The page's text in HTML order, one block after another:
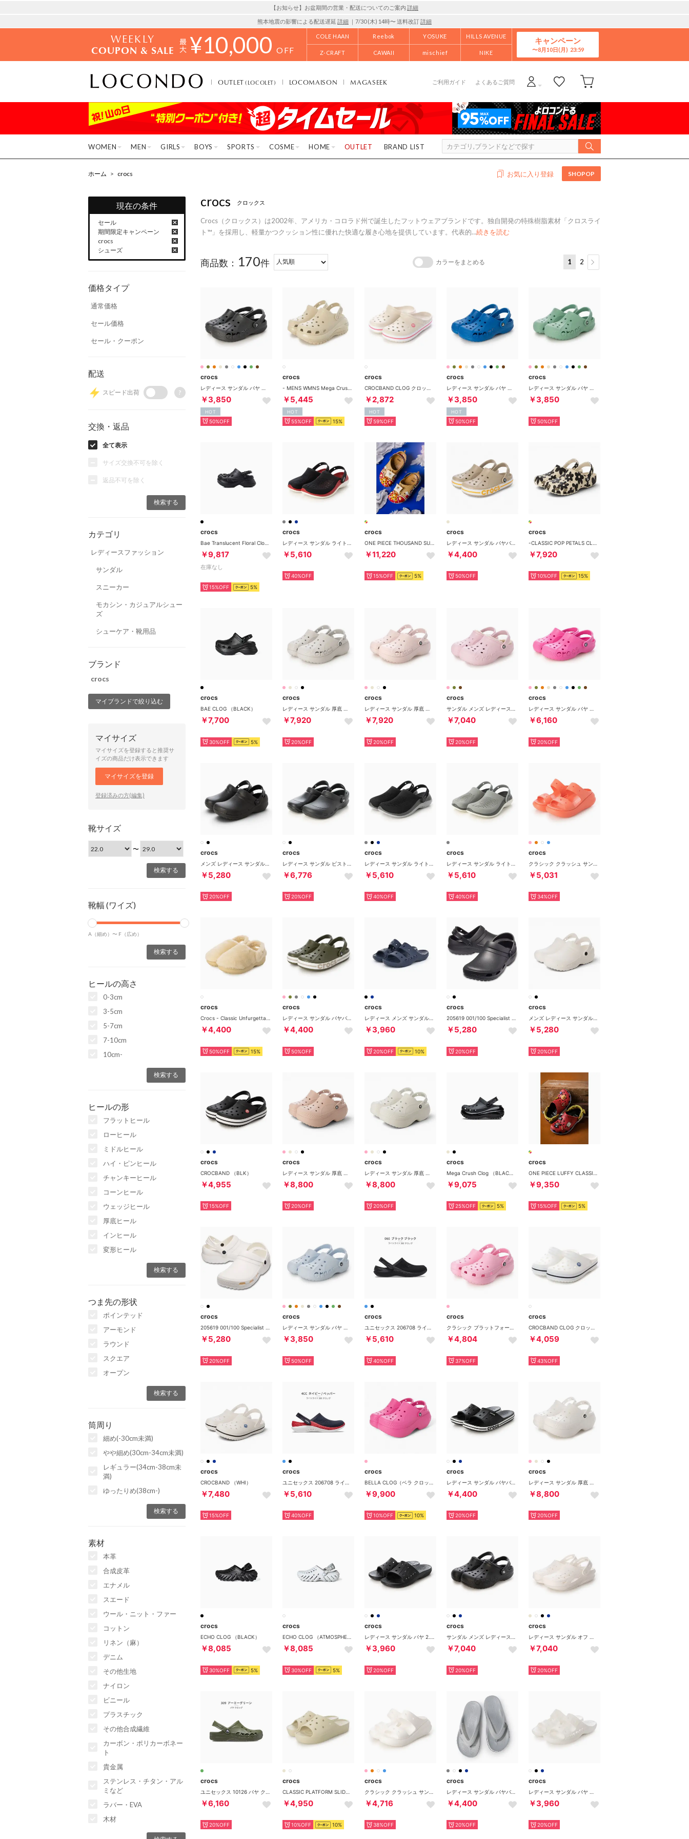
【お知らせ】お盆期間の営業・配送についてのご案内 詳細
熊本地震の影響による配送遅延 詳細 ｜7/30 (木) 14時〜 送料改訂詳細
WEEKLY
COUPON & SALE ¥10,000 OFF
COLE HAAN Reebok YOSUKE HILLS AVENUE
Z-CRAFT CAWAII mischief NIKE
キャンペーン
8月10日(月)
OUTLET(LOCOLET) LOCOMAISON MAGASEEK ご利用ガイド よくあるご質問
WOMEN MEN GIRLS BOYS SPORTS COSME HOME OUTLET BRAND LIST
ホーム > crocs お気に入り登録 SHOPOP
現在の条件
セール
期間限定キャンペーン
crocs
シューズ
価格タイプ
通常価格
セール価格
セール・クーポン
配送
スピード出荷 ?
交換・返品
全て表示
サイズ交換不可を除く
返品不可を除く
カテゴリ
レディースファッション
サンダル
スニーカー
モカシン・カジュアルシュー
ズ
シューケア・靴用品
ブランド
crocs
マイブランドで絞り込む
マイサイズ
マイサイズを登録すると推奨サ
イズの商品だけ表示できます
マイサイズを登録
登録済みの方(編集)
靴サイズ
〜
靴幅 (ワイズ)
A（細め）〜 F（広め）
ヒールの高さ
0-3cm
3-5cm
5-7cm
7-10cm
10cm-
ヒールの形
フラットヒール
ローヒール
ミドルヒール
ハイ・ピンヒール
チャンキーヒール
コーンヒール
ウェッジヒール
厚底ヒール
インヒール
変形ヒール
つま先の形状
ポインテッド
アーモンド
ラウンド
スクエア
オープン
筒周り
細め(-30cm未満)
やや細め(30cm-34cm未満)
レギュラー(34cm-38cm未
満)
ゆったりめ(38cm-)
素材
本革
合成皮革
エナメル
スエード
ウール・ニット・ファー
コットン
リネン（麻）
デニム
その他生地
ナイロン
ビニール
プラスチック
その他合成繊維
カーボン・ポリカーボネー
ト
貴金属
ステンレス・チタン・アル
ミなど
ラバー・EVA
木材
crocs クロックス
Crocs（クロックス）は2002年、アメリカ・コロラド州で誕生したフットウェアブランドです。独自開発の特殊樹脂素材「クロスライ
ト™」を採用し、軽量かつクッション性に優れた快適な履き心地を提供しています。代表的…続きを読む
商品数： 170件 カラーをまとめる 1 2
crocs
￥3,850
HOT
50%OFF
crocs
￥5,445
HOT
55%OFF 15%
crocs
￥2,872
HOT
59%OFF
crocs
￥3,850
HOT
50%OFF
crocs
￥3,850
50%OFF
crocs
￥9,817
在庫なし
15%OFF 5%
crocs
￥5,610
40%OFF
crocs
￥11,220
15%OFF 5%
crocs
￥4,400
50%OFF
crocs
￥7,920
10%OFF 15%
crocs
BAE CLOG （BLACK）
￥7,700
30%OFF 5%
crocs
￥7,920
20%OFF
crocs
￥7,920
20%OFF
crocs
￥7,040
20%OFF
crocs
￥6,160
20%OFF
crocs
￥5,280
20%OFF
crocs
￥6,776
20%OFF
crocs
￥5,610
40%OFF
crocs
￥5,610
40%OFF
crocs
￥5,031
34%OFF
crocs
￥4,400
50%OFF 15%
crocs
￥4,400
50%OFF
crocs
￥3,960
20%OFF 10%
crocs
￥5,280
20%OFF
crocs
￥5,280
20%OFF
crocs
CROCBAND （BLK）
￥4,955
15%OFF
crocs
￥8,800
20%OFF
crocs
￥8,800
20%OFF
crocs
￥9,075
25%OFF 5%
crocs
￥9,350
15%OFF 5%
crocs
￥5,280
20%OFF
crocs
￥3,850
50%OFF
crocs
￥5,610
40%OFF
crocs
￥4,804
37%OFF
crocs
￥4,059
43%OFF
crocs
CROCBAND （WHI）
￥7,480
15%OFF
crocs
￥5,610
40%OFF
crocs
￥9,900
10%OFF 10%
crocs
￥4,400
20%OFF
crocs
￥8,800
20%OFF
crocs
ECHO CLOG （BLACK）
￥8,085
30%OFF 5%
crocs
￥8,085
30%OFF 5%
crocs
￥3,960
20%OFF
crocs
￥7,040
20%OFF
crocs
￥7,040
20%OFF
crocs
￥6,160
20%OFF
crocs
￥4,950
10%OFF 10%
crocs
￥4,716
38%OFF
crocs
￥4,400
20%OFF
crocs
￥3,960
20%OFF